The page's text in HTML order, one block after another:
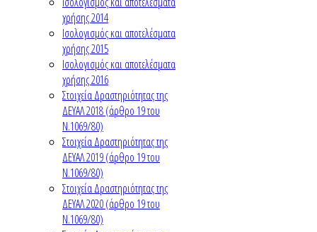
χρήσης 2014
Ισολογισμός και αποτελέσματα
χρήσης 2015
Ισολογισμός και αποτελέσματα
χρήσης 2016
Στοιχεία Δραστηριότητας της
ΔΕΥΑΛ 2018 (άρθρο 19 του
Ν.1069/80)
Στοιχεία Δραστηριότητας της
ΔΕΥΑΛ 2019 (άρθρο 19 του
Ν.1069/80)
Στοιχεία Δραστηριότητας της
ΔΕΥΑΛ 2020 (άρθρο 19 του
Ν.1069/80)